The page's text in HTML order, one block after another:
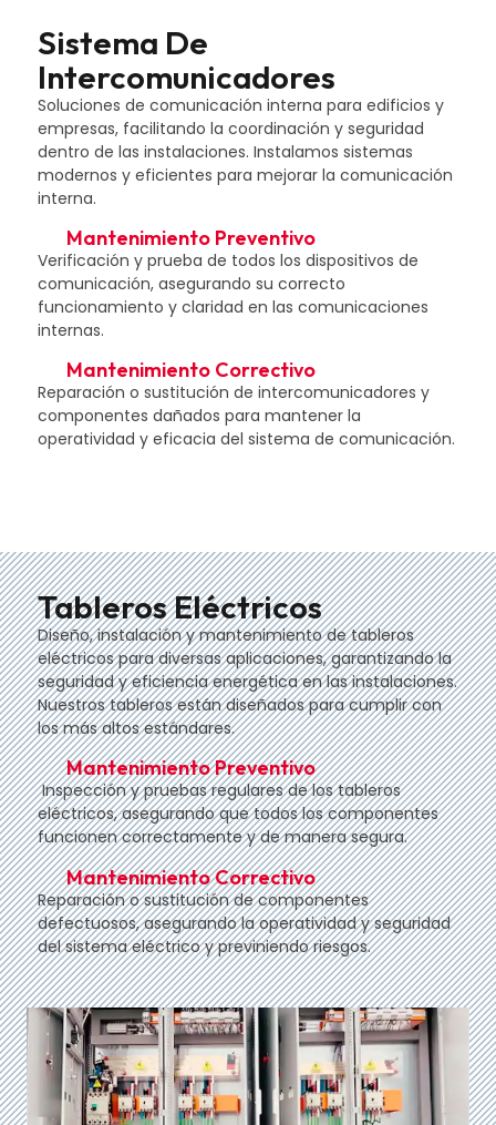
Sistema De
Intercomunicadores
Soluciones de comunicación interna para edificios y
empresas, facilitando la coordinación y seguridad
dentro de las instalaciones. Instalamos sistemas
modernos y eficientes para mejorar la comunicación
interna.
Mantenimiento Preventivo
Verificación y prueba de todos los dispositivos de
comunicación, asegurando su correcto
funcionamiento y claridad en las comunicaciones
internas.
Mantenimiento Correctivo
Reparación o sustitución de intercomunicadores y
componentes dañados para mantener la
operatividad y eficacia del sistema de comunicación.
Tableros Eléctricos
Diseño, instalación y mantenimiento de tableros
eléctricos para diversas aplicaciones, garantizando la
seguridad y eficiencia energética en las instalaciones.
Nuestros tableros están diseñados para cumplir con
los más altos estándares.
Mantenimiento Preventivo
Inspección y pruebas regulares de los tableros
eléctricos, asegurando que todos los componentes
funcionen correctamente y de manera segura.
Mantenimiento Correctivo
Reparación o sustitución de componentes
defectuosos, asegurando la operatividad y seguridad
del sistema eléctrico y previniendo riesgos.